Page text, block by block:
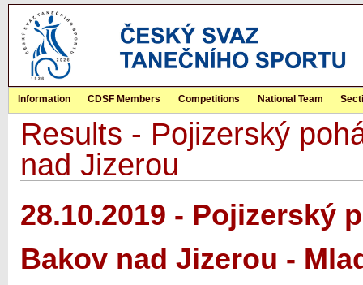
Information CDSF Members Competitions National Team
Results - Pojizerský
nad Jizerou
28.10.2019 - Pojizerský
Bakov nad Jizerou -